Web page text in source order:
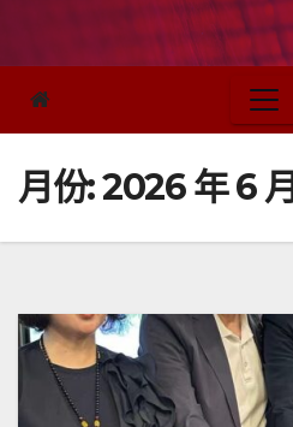
月份:2026 年 6 月